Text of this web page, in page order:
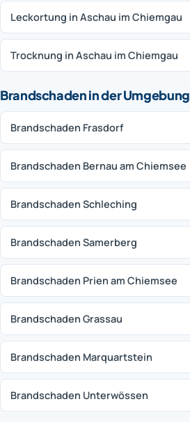
Leckortung in Aschau im Chiemgau
Trocknung in Aschau im Chiemgau
Brandschaden in der Umgebung
Brandschaden Frasdorf
Brandschaden Bernau am Chiemsee
Brandschaden Schleching
Brandschaden Samerberg
Brandschaden Prien am Chiemsee
Brandschaden Grassau
Brandschaden Marquartstein
Brandschaden Unterwössen